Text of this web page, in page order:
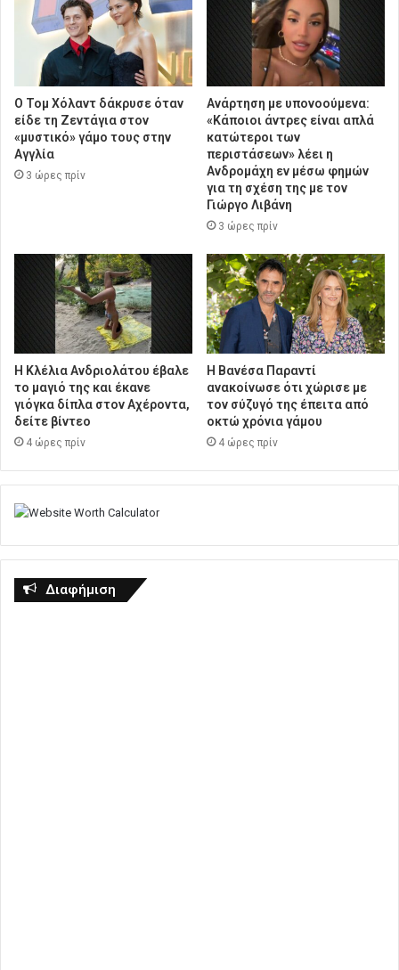
Ο Τομ Χόλαντ δάκρυσε όταν
είδε τη Ζεντάγια στον
«μυστικό» γάμο τους στην
Αγγλία
3 ώρες πρίν
Ανάρτηση με υπονοούμενα:
«Κάποιοι άντρες είναι απλά
κατώτεροι των
περιστάσεων» λέει η
Ανδρομάχη εν μέσω φημών
για τη σχέση της με τον
Γιώργο Λιβάνη
3 ώρες πρίν
Η Κλέλια Ανδριολάτου έβαλε
το μαγιό της και έκανε
γιόγκα δίπλα στον Αχέροντα,
δείτε βίντεο
4 ώρες πρίν
Η Βανέσα Παραντί
ανακοίνωσε ότι χώρισε με
τον σύζυγό της έπειτα από
οκτώ χρόνια γάμου
4 ώρες πρίν
Διαφήμιση